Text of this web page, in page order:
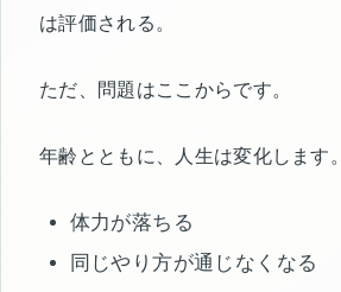
は評価される。
ただ、問題はここからです。
年齢とともに、人生は変化します。
体力が落ちる
同じやり方が通じなくなる